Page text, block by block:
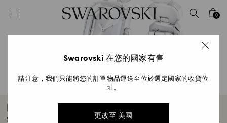
Accesskeys list
3 - Filter
0
白色手錶
我們精選的白色手錶採用經典設計款式，並綴以精密切割的 Swarovski 水晶，為手錶
Swarovski 在您的國家有售
請注意，我們只能將您的訂單物品運送至位於選定國家的收貨位
址。
更改至 美國